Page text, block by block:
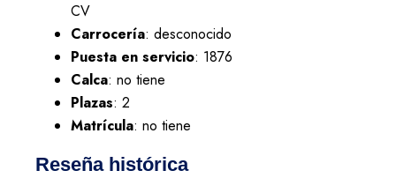
CV
Carrocería: desconocido
Puesta en servicio: 1876
Calca: no tiene
Plazas: 2
Matrícula: no tiene
Reseña histórica